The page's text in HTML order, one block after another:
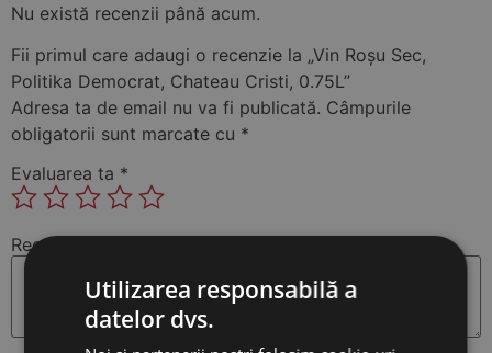
Nu există recenzii până acum.
Fii primul care adaugi o recenzie la „Vin Roșu Sec,
Politika Democrat, Chateau Cristi, 0.75L”
Adresa ta de email nu va fi publicată. Câmpurile
obligatorii sunt marcate cu *
Evaluarea ta *
Recenzia ta
Utilizarea responsabilă a
datelor dvs.